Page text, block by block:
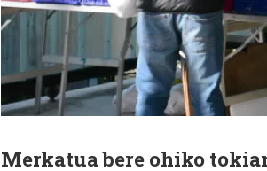
Merkatua bere ohiko